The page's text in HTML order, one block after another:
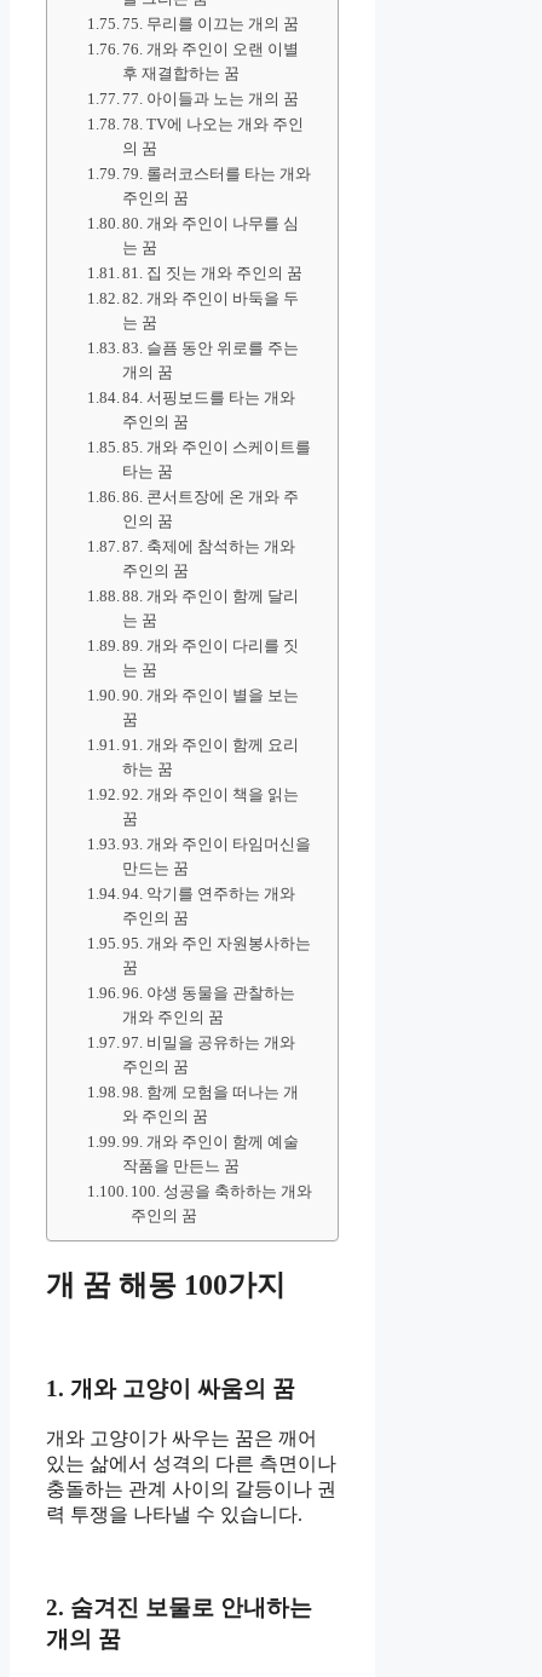
75. 무리를 이끄는 개의 꿈
76. 개와 주인이 오랜 이별
후 재결합하는 꿈
77. 아이들과 노는 개의 꿈
78. TV에 나오는 개와 주인
의 꿈
79. 롤러코스터를 타는 개와
주인의 꿈
80. 개와 주인이 나무를 심
는 꿈
81. 집 짓는 개와 주인의 꿈
82. 개와 주인이 바둑을 두
는 꿈
83. 슬픔 동안 위로를 주는
개의 꿈
84. 서핑보드를 타는 개와
주인의 꿈
85. 개와 주인이 스케이트를
타는 꿈
86. 콘서트장에 온 개와 주
인의 꿈
87. 축제에 참석하는 개와
주인의 꿈
88. 개와 주인이 함께 달리
는 꿈
89. 개와 주인이 다리를 짓
는 꿈
90. 개와 주인이 별을 보는
꿈
91. 개와 주인이 함께 요리
하는 꿈
92. 개와 주인이 책을 읽는
꿈
93. 개와 주인이 타임머신을
만드는 꿈
94. 악기를 연주하는 개와
주인의 꿈
95. 개와 주인 자원봉사하는
꿈
96. 야생 동물을 관찰하는
개와 주인의 꿈
97. 비밀을 공유하는 개와
주인의 꿈
98. 함께 모험을 떠나는 개
와 주인의 꿈
99. 개와 주인이 함께 예술
작품을 만든느 꿈
100. 성공을 축하하는 개와
주인의 꿈
개 꿈 해몽 100가지
1. 개와 고양이 싸움의 꿈
개와 고양이가 싸우는 꿈은 깨어
있는 삶에서 성격의 다른 측면이나
충돌하는 관계 사이의 갈등이나 권
력 투쟁을 나타낼 수 있습니다.
2. 숨겨진 보물로 안내하는
개의 꿈